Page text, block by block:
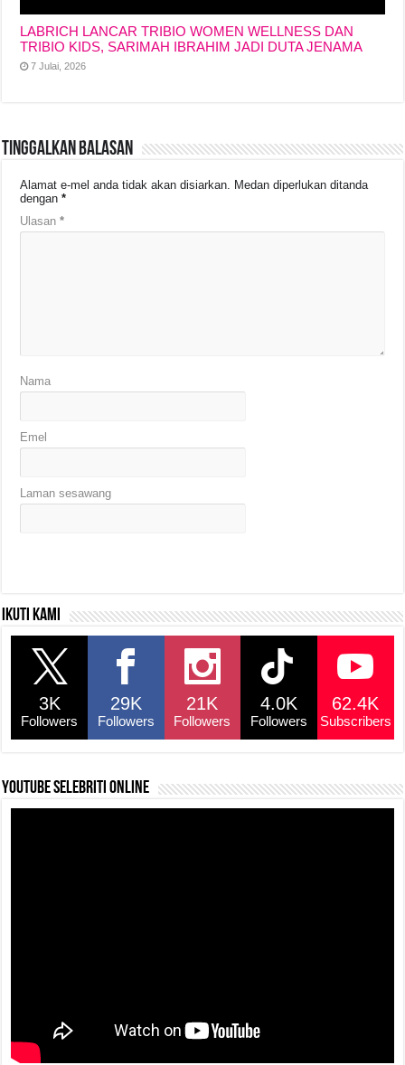
LABRICH LANCAR TRIBIO WOMEN WELLNESS DAN
TRIBIO KIDS, SARIMAH IBRAHIM JADI DUTA JENAMA
7 Julai, 2026
Tinggalkan Balasan
Alamat e-mel anda tidak akan disiarkan. Medan diperlukan ditanda
dengan*
Ulasan*
Nama
Emel
Laman sesawang
Ikuti kami
3K
Followers
29K
Followers
21K
Followers
4.0K
Followers
62.4K
Subscribers
YouTube selebriti online